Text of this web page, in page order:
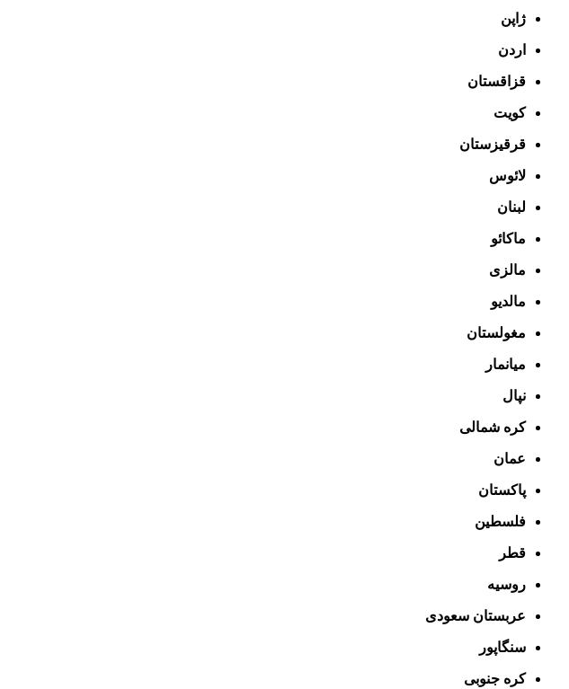
ژاپن
اردن
قزاقستان
کویت
قرقیزستان
لائوس
لبنان
ماکائو
مالزی
مالدیو
مغولستان
میانمار
نپال
کره شمالی
عمان
پاکستان
فلسطین
قطر
روسیه
عربستان سعودی
سنگاپور
کره جنوبی